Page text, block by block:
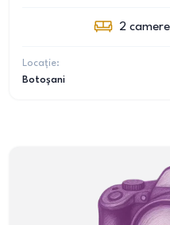
2 camere
Locație:
Botoșani